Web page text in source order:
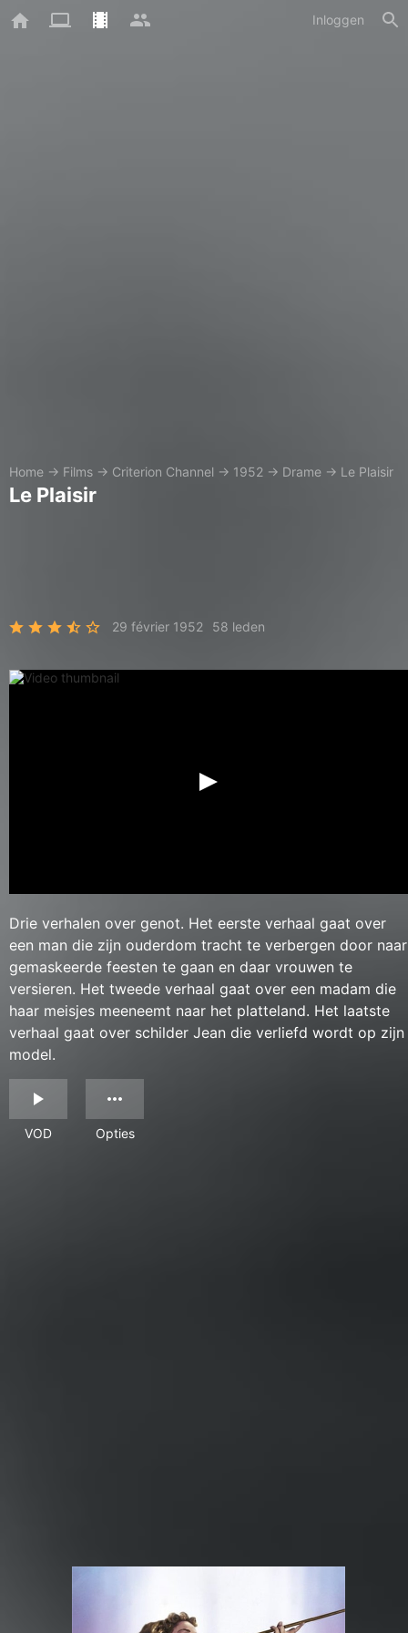
Inloggen
Home → Films → Criterion Channel → 1952 → Drame → Le Plaisir
Le Plaisir
29 février 1952 58 leden
Drie verhalen over genot. Het eerste verhaal gaat over
een man die zijn ouderdom tracht te verbergen door naar
gemaskeerde feesten te gaan en daar vrouwen te
versieren. Het tweede verhaal gaat over een madam die
haar meisjes meeneemt naar het platteland. Het laatste
verhaal gaat over schilder Jean die verliefd wordt op zijn
model.
VOD Opties